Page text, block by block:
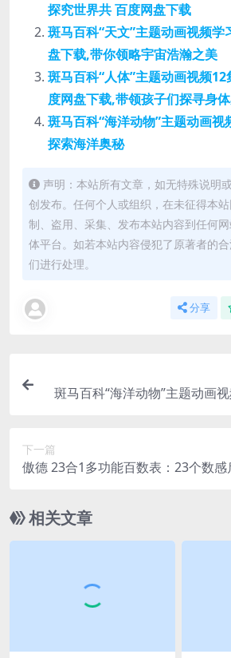
探究世界共 百度网盘下载
斑马百科“天文”主题动画视频学
盘下载,带你领略宇宙浩瀚之美
斑马百科“人体”主题动画视频
度网盘下载,带领孩子们探寻身
斑马百科“海洋动物”主题动画视
探索海洋奥秘
声明：本站所有文章，如无特殊说明
创发布。任何个人或组织，在未征得本
制、盗用、采集、发布本站内容到任何
体平台。如若本站内容侵犯了原著者的
们进行处理。
分享
斑马百科“海洋动物”主题动画
下一篇
傲德 23合1多功能百数表：23个数
相关文章